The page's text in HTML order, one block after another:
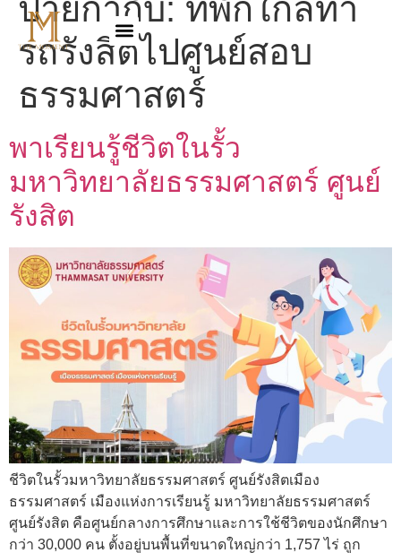
ป้ายกำกับ: ที่พักใกล้ท่า
รถรังสิตไปศูนย์สอบ
ธรรมศาสตร์
พาเรียนรู้ชีวิตในรั้ว
มหาวิทยาลัยธรรมศาสตร์ ศูนย์
รังสิต
ชีวิตในรั้วมหาวิทยาลัยธรรมศาสตร์ ศูนย์รังสิตเมือง
ธรรมศาสตร์ เมืองแห่งการเรียนรู้ มหาวิทยาลัยธรรมศาสตร์
ศูนย์รังสิต คือศูนย์กลางการศึกษาและการใช้ชีวิตของนักศึกษา
กว่า 30,000 คน ตั้งอยู่บนพื้นที่ขนาดใหญ่กว่า 1,757 ไร่ ถูก